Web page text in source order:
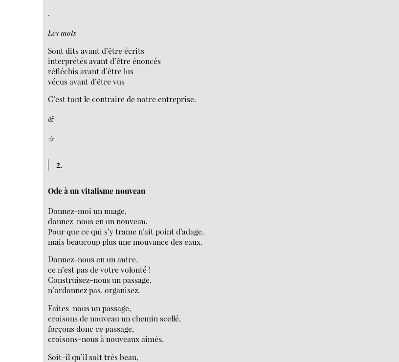
.
Les mots
Sont dits avant d’être écrits
interprétés avant d’être énoncés
réfléchis avant d’être lus
vécus avant d’être vus
C’est tout le contraire de notre entreprise.
&
☆
2.
Ode à un vitalisme nouveau
Donnez-moi un nuage,
donnez-nous en un nouveau.
Pour que ce qui s’y trame n’ait point d’adage,
mais beaucoup plus une mouvance des eaux.
Donnez-nous en un autre,
ce n’est pas de votre volonté !
Construisez-nous un passage,
n’ordonnez pas, organisez.
Faites-nous un passage,
croisons de nouveau un chemin scellé,
forçons donc ce passage,
croisons-nous à nouveaux aimés.
Soit-il qu’il soit très beau,